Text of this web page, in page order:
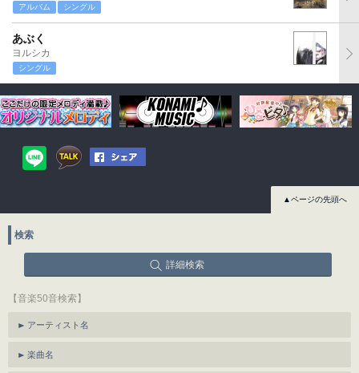
アルバム シングル
あぶく
ヨルシカ
シングル
▲ページの先頭へ
検索
詳細検索
【音楽50音検索】
アーティスト名
楽曲名